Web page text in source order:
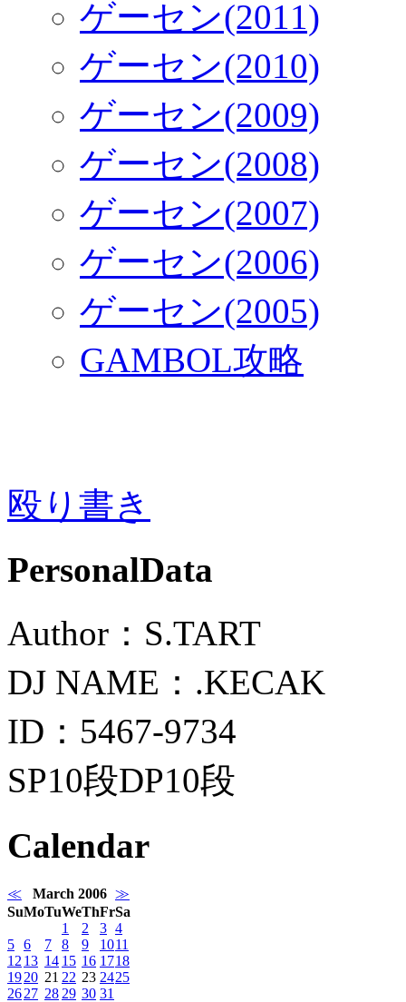
ゲーセン(2011)
ゲーセン(2010)
ゲーセン(2009)
ゲーセン(2008)
ゲーセン(2007)
ゲーセン(2006)
ゲーセン(2005)
GAMBOL攻略
殴り書き
PersonalData
Author：S.TART
DJ NAME：.KECAK
ID：5467-9734
SP10段DP10段
Calendar
≪ March 2006 ≫
SuMoTuWeThFrSa
1
2 3 4
5 6 7 8 9 1011
12 13 14 15 16 1718
1920 21 22 23 2425
2627 28 29 30 31